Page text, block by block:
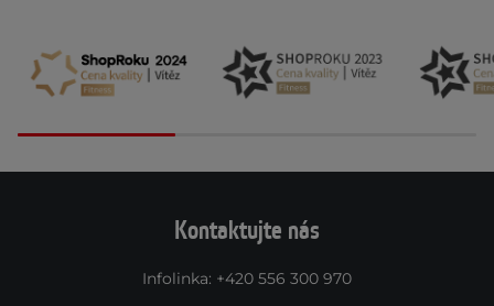
Kontaktujte nás
Infolinka: +420 556 300 970